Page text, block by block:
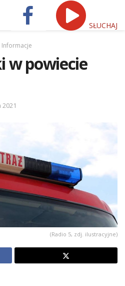
SŁUCHAJ
Informacje
w powiecie
(Radio 5, zdj. ilustracyjne)